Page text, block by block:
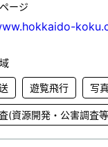
ージ
遊覧飛行 写
(資源開発・公害調査